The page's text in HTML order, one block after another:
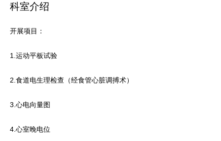
科室介绍
开展项目：
1.运动平板试验
2.食道电生理检查（经食管心脏调搏术）
3.心电向量图
4.心室晚电位